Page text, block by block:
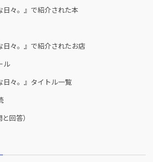
々。』で紹介された本
々。』で紹介されたお店
ル
々。』タイトル一覧
回答）